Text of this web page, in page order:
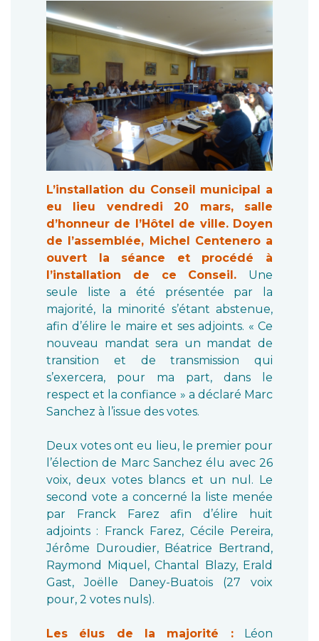
L’installation du Conseil municipal a
eu lieu vendredi 20 mars, salle
d’honneur de l’Hôtel de ville. Doyen
de l’assemblée, Michel Centenero a
ouvert la séance et procédé à
l’installation de ce Conseil. Une
seule liste a été présentée par la
majorité, la minorité s’étant abstenue,
afin d’élire le maire et ses adjoints. « Ce
nouveau mandat sera un mandat de
transition et de transmission qui
s’exercera, pour ma part, dans le
respect et la confiance » a déclaré Marc
Sanchez à l’issue des votes.
Deux votes ont eu lieu, le premier pour
l’élection de Marc Sanchez élu avec 26
voix, deux votes blancs et un nul. Le
second vote a concerné la liste menée
par Franck Farez afin d’élire huit
adjoints : Franck Farez, Cécile Pereira,
Jérôme Duroudier, Béatrice Bertrand,
Raymond Miquel, Chantal Blazy, Erald
Gast, Joëlle Daney-Buatois (27 voix
pour, 2 votes nuls).
Les élus de la majorité :Léon